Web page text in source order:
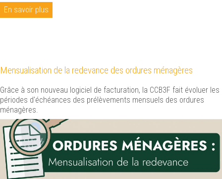
En savoir plus
Mensualisation de la redevance des ordures ménagères
Grâce à son nouveau logiciel de facturation, la CCB3F fait évoluer les
périodes d'échéances des prélèvements mensuels des ordures
ménagères.